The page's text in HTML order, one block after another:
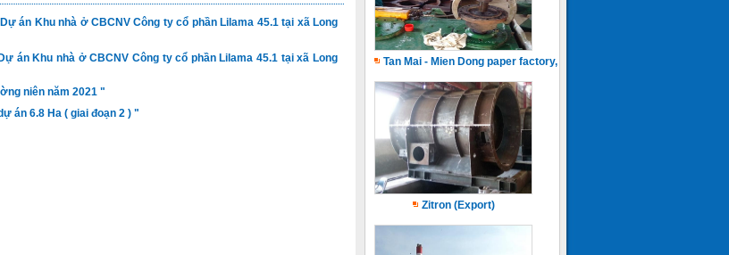
Tan Mai - Mien Dong paper factory, Capacity of 150.000 ton.years
Zitron (Export)
án Khu nhà ở CBCNV Công ty cổ phần Lilama 45.1 tại xã Long
án Khu nhà ở CBCNV Công ty cổ phần Lilama 45.1 tại xã Long
niên năm 2021 "
án 6.8 Ha ( giai đoạn 2 ) "